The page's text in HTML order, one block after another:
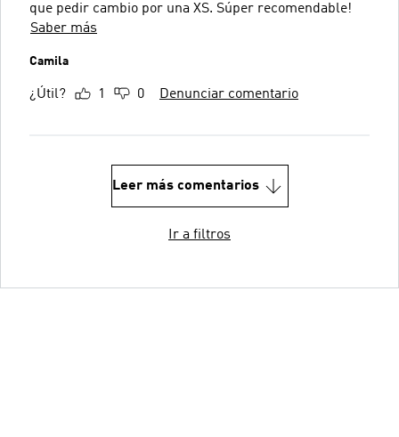
que pedir cambio por una XS. Súper recomendable!
Saber más
Camila
¿Útil? 1 0 Denunciar comentario
Leer más comentarios
Ir a filtros